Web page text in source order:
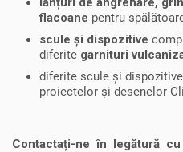
flacoane pentru
scule și dispozitive
diferite garnituri
diferite scule și
proiectelor și desenelor
Contactați-ne în legătură